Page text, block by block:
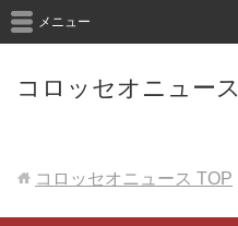
コロッセオニュース
メニュー
コロッセオニュース TOP